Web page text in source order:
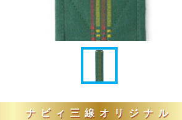
ナビィ三線オリジナル